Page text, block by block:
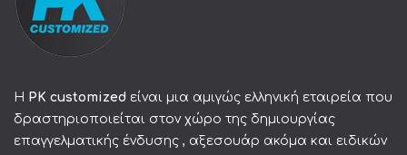
Η PK customized είναι μια αμιγώς ελληνική εταιρεία που
δραστηριοποιείται στον χώρο της δημιουργίας
επαγγελματικής ένδυσης , αξεσουάρ ακόμα και ειδικών